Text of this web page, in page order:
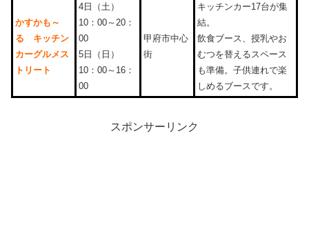
かすかも～
る キッチン
カーグルメス
トリート
4日（土）
10：00～20：
00
5日（日）
10：00～16：
00
甲府市中心
街
キッチンカー17台が集
結。
飲食ブース、授乳やお
むつを替えるスペース
も準備。子供連れで楽
しめるブースです。
スポンサーリンク